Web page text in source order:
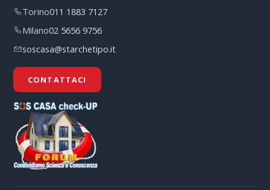
Torino011 1883 7127
Milano02 5656 9756
soscasa@starchetipo.it
CONTATTACI